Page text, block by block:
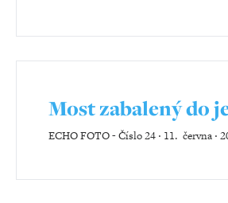
Most zabalený do
ECHO FOTO-Číslo 24 ‧ 11. června ‧